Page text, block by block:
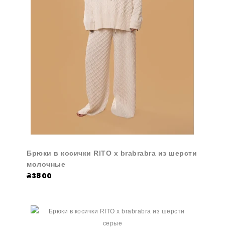
Брюки в косички RITO x brabrabra из шерсти
молочные
₴3800